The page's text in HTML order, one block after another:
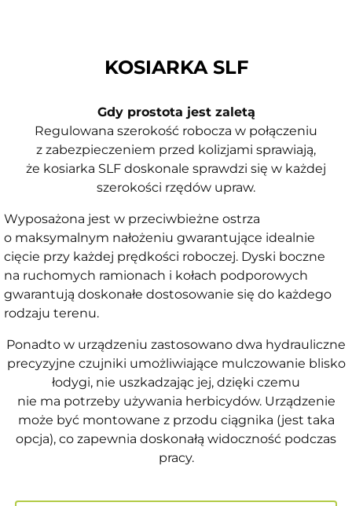
KOSIARKA SLF
Gdy prostota jest zaletą
Regulowana szerokość robocza w połączeniu
z zabezpieczeniem przed kolizjami sprawiają,
że kosiarka SLF doskonale sprawdzi się w każdej
szerokości rzędów upraw.
Wyposażona jest w przeciwbieżne ostrza
o maksymalnym nałożeniu gwarantujące idealnie
cięcie przy każdej prędkości roboczej. Dyski boczne
na ruchomych ramionach i kołach podporowych
gwarantują doskonałe dostosowanie się do każdego
rodzaju terenu.
Ponadto w urządzeniu zastosowano dwa hydrauliczne
precyzyjne czujniki umożliwiające mulczowanie blisko
łodygi, nie uszkadzając jej, dzięki czemu
nie ma potrzeby używania herbicydów. Urządzenie
może być montowane z przodu ciągnika (jest taka
opcja), co zapewnia doskonałą widoczność podczas
pracy.